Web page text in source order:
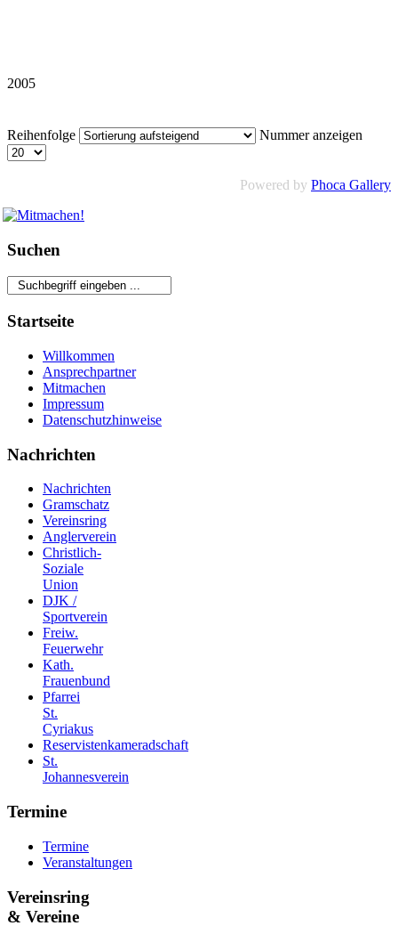
2005
Reihenfolge Nummer anzeigen
Powered by Phoca Gallery
Suchen
Startseite
Willkommen
Ansprechpartner
Mitmachen
Impressum
Datenschutzhinweise
Nachrichten
Nachrichten
Gramschatz
Vereinsring
Anglerverein
Christlich-
Soziale
Union
DJK /
Sportverein
Freiw.
Feuerwehr
Kath.
Frauenbund
Pfarrei
St.
Cyriakus
Reservistenkameradschaft
St.
Johannesverein
Termine
Termine
Veranstaltungen
Vereinsring
& Vereine